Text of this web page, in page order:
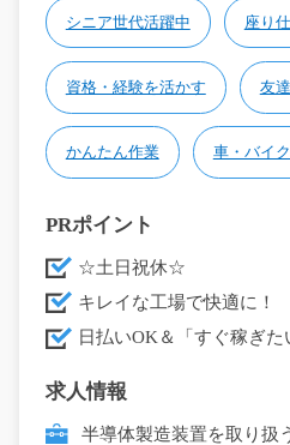
シニア世代活躍中 座り
資格・経験を活かす 友
かんたん作業 車・バイ
PRポイント
☆土日祝休☆
キレイな工場で快適に！
日払いOK＆「すぐ稼ぎた
求人情報
半導体製造装置を取り扱